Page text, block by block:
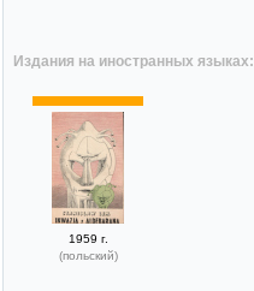
Издания на иностранных языках:
1959 г.
(польский)